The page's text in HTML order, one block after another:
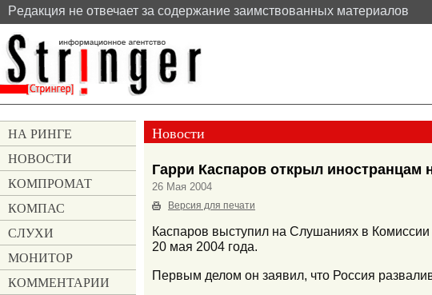
Pедакция не отвечает за содержание заимствованных материалов
Новости
Гарри Каспаров открыл иностранцам
26 Мая 2004
Версия для печати
Каспаров выступил на Слушаниях в
20 мая 2004 года.
Первым делом он заявил, что Россия
НА РИНГЕ
НОВОСТИ
КОМПРОМАТ
КОМПАС
СЛУХИ
МОНИТОР
КОММЕНТАРИИ